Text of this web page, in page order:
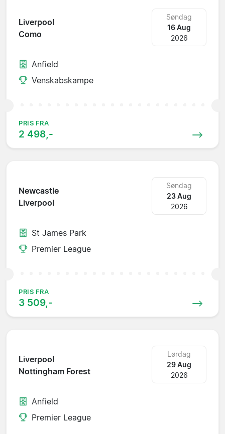
Liverpool
Como
Søndag
16 Aug
2026
Anfield
Venskabskampe
PRIS FRA
2 498,-
Newcastle
Liverpool
Søndag
23 Aug
2026
St James Park
Premier League
PRIS FRA
3 509,-
Liverpool
Nottingham Forest
Lørdag
29 Aug
2026
Anfield
Premier League